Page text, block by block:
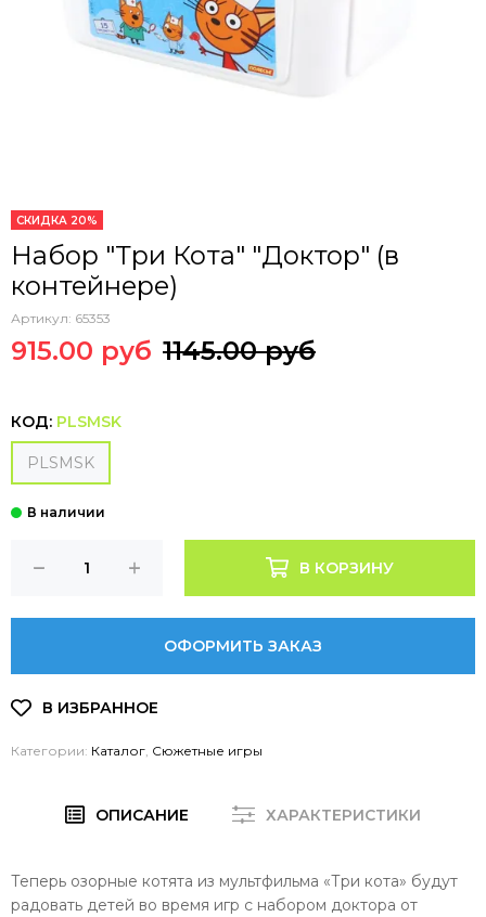
СКИДКА 20%
Набор "Три Кота" "Доктор" (в
контейнере)
Артикул: 65353
915.00 руб 1145.00 руб
КОД: PLSMSK
PLSMSK
В КОРЗИНУ
ОФОРМИТЬ ЗАКАЗ
Категории: Каталог Сюжетные игры
ОПИСАНИЕ ХАРАКТЕРИСТИКИ
Теперь озорные котята из мультфильма «Три кота» будут
радовать детей во время игр с набором доктора от